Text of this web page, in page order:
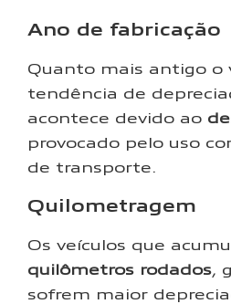
Ano de fabricação
Quanto mais antigo o
tendência de
acontece devido ao
provocado pelo uso
de transporte.
Quilometragem
Os veículos que
quilômetros rodados,
sofrem maior